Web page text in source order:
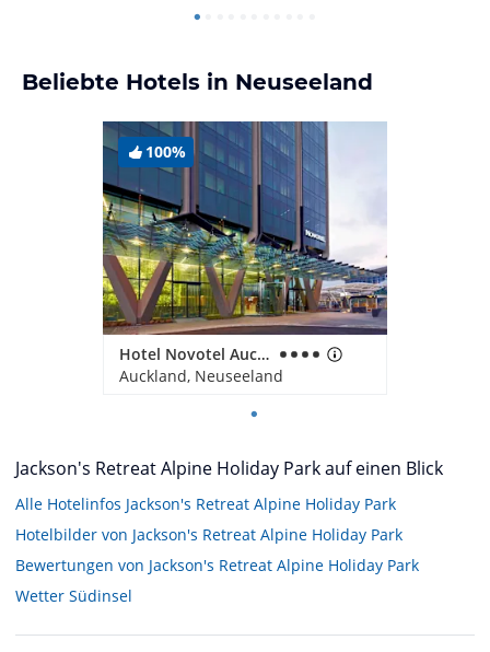
Beliebte Hotels in Neuseeland
100%
Hotel Novotel Auckland Airport
Auckland, Neuseeland
Jackson's Retreat Alpine Holiday Park auf einen Blick
Alle Hotelinfos Jackson's Retreat Alpine Holiday Park
Hotelbilder von Jackson's Retreat Alpine Holiday Park
Bewertungen von Jackson's Retreat Alpine Holiday Park
Wetter Südinsel